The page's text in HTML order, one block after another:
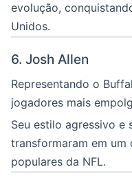
evolução,
Unidos.
6. Josh Allen
Representando o
jogadores mais
Seu estilo agressivo e
transformaram em
populares da NFL.